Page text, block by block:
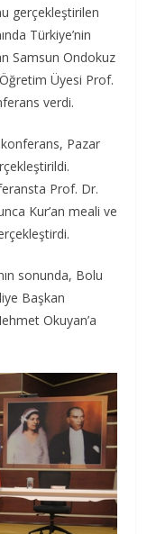
gerçekleştirilen
Türkiye’nin
Samsun Ondokuz
Üyesi Prof.
verdi.
konferans, Pazar
Prof. Dr.
Kur’an meali ve
sonunda, Bolu
Başkan
Okuyan’a